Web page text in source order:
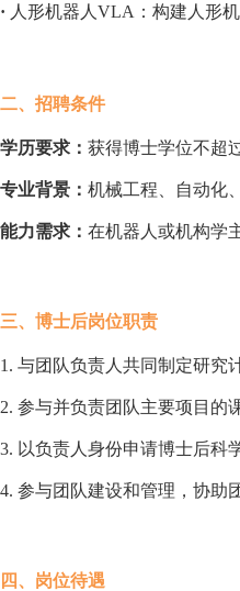
· 人形机器人VLA：构建人形
二、招聘条件
学历要求： 获得博士学位不超
专业背景： 机械工程、自动化
能力需求： 在机器人或机构学
三、博士后岗位职责
1. 与团队负责人共同制定研究
2. 参与并负责团队主要项目的
3. 以负责人身份申请博士后科
4. 参与团队建设和管理，协助
四、岗位待遇